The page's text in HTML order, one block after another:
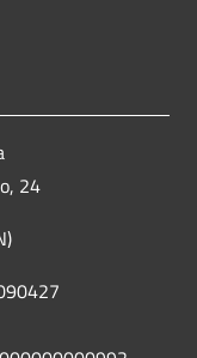
24